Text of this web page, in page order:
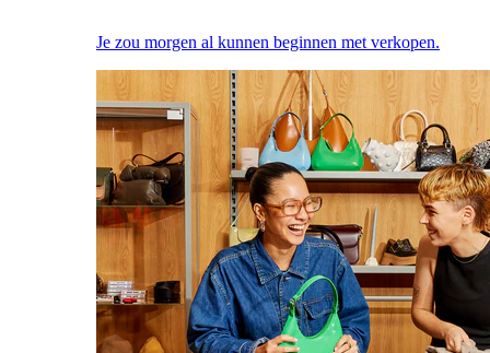
Je zou morgen al kunnen beginnen met verkopen.